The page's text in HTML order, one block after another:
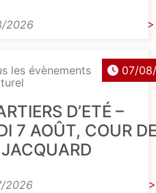
2026
les évènements
07/
D’ETÉ –
7 AOÛT, COUR
JACQUARD
2026